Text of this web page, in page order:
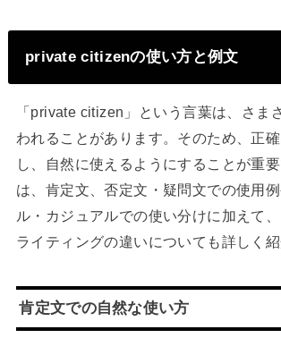
private citizenの使い方と例文
「private citizen」という言葉は、さま
われることがあります。そのため、正
し、自然に使えるようにすることが重
は、肯定文、否定文・疑問文での使用
ル・カジュアルでの使い分けに加えて
ライティングの違いについても詳しく紹
肯定文での自然な使い方